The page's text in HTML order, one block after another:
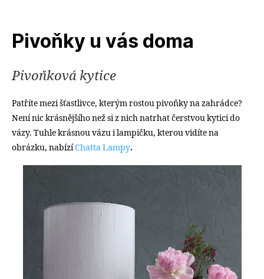
Pivoňky u vás doma
Pivoňková kytice
Patříte mezi šťastlivce, kterým rostou pivoňky na zahrádce?
Není nic krásnějšího než si z nich natrhat čerstvou kytici do
vázy. Tuhle krásnou vázu i lampičku, kterou vidíte na
obrázku, nabízíChatta Lampy.